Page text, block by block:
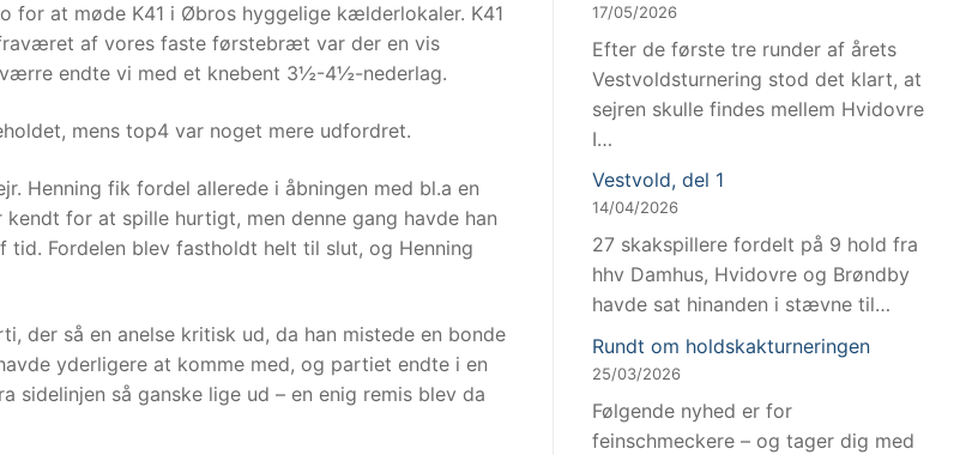
for at møde K41 i Øbros hyggelige kælderlokaler. K41
af vores faste førstebræt var der en vis
endte vi med et knebent 3½-4½-nederlag.
mens top4 var noget mere udfordret.
Henning fik fordel allerede i åbningen med bl.a en
for at spille hurtigt, men denne gang havde han
Fordelen blev fastholdt helt til slut, og Henning
der så en anelse kritisk ud, da han mistede en bonde
yderligere at komme med, og partiet endte i en
så ganske lige ud – en enig remis blev da
17/05/2026
Efter de første tre runder af årets
Vestvoldsturnering stod det klart, at
sejren skulle findes mellem Hvidovre
I…
Vestvold, del 1
14/04/2026
27 skakspillere fordelt på 9 hold fra
hhv Damhus, Hvidovre og Brøndby
havde sat hinanden i stævne til…
Rundt om holdskakturneringen
25/03/2026
Følgende nyhed er for
feinschmeckere – og tager dig med